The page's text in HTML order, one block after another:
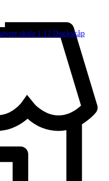
skala 1:12 Dockskåp